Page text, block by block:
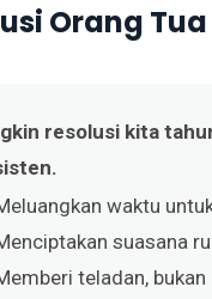
Orang
resolusi kita
waktu
suasana
teladan,